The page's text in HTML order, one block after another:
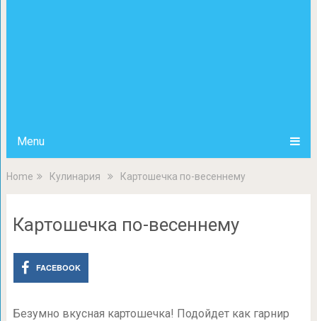
Menu
Home Кулинария Картошечка по-весеннему
Картошечка по-весеннему
FACEBOOK
Безумно вкусная картошечка! Подойдет как гарнир